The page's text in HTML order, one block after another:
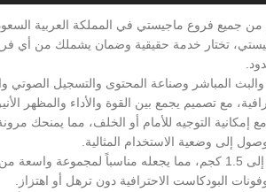
2 سنتين من جميع فروع ماجيستي في المملكة العربية
تختار خدمة حقيقية وضمان يشملك من أي
المباشر وصناعة المحتوى والتسجيل الصوتي
مع تصميم يجمع بين القوة والأداء والمظهر
درجة مع إمكانية التوجيه للأمام أو الخلف، مما يمنحك
إلى وضعية الاستخدام المثالية.
يدعم حمولة تصل إلى 1.5 كجم، مما يجعله مناسباً لمجموعة
البودكاست الاحترافية دون ترهل أو اهتزاز.